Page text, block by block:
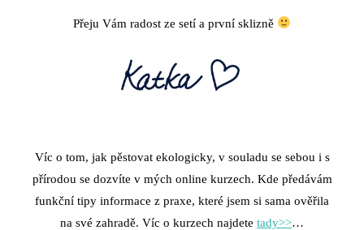
Přeju Vám radost ze setí a první sklizně
Víc o tom, jak pěstovat ekologicky, v souladu se sebou i s
přírodou se dozvíte v mých online kurzech. Kde předávám
funkční tipy informace z praxe, které jsem si sama ověřila
na své zahradě. Víc o kurzech najdete tady>>…